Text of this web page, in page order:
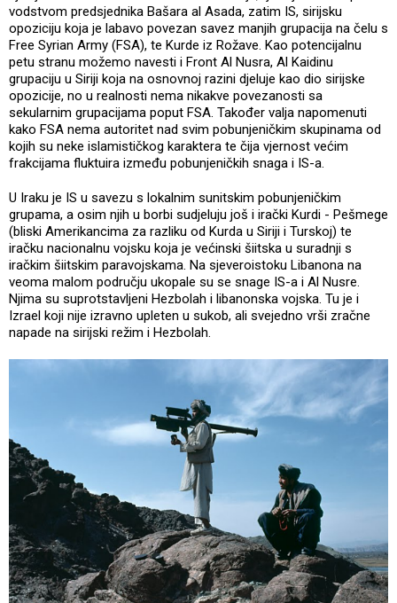
vodstvom predsjednika Bašara al Asada, zatim IS, sirijsku
opoziciju koja je labavo povezan savez manjih grupacija na čelu s
Free Syrian Army (FSA), te Kurde iz Rožave. Kao potencijalnu
petu stranu možemo navesti i Front Al Nusra, Al Kaidinu
grupaciju u Siriji koja na osnovnoj razini djeluje kao dio sirijske
opozicije, no u realnosti nema nikakve povezanosti sa
sekularnim grupacijama poput FSA. Također valja napomenuti
kako FSA nema autoritet nad svim pobunjeničkim skupinama od
kojih su neke islamističkog karaktera te čija vjernost većim
frakcijama fluktuira između pobunjeničkih snaga i IS-a.
U Iraku je IS u savezu s lokalnim sunitskim pobunjeničkim
grupama, a osim njih u borbi sudjeluju još i irački Kurdi - Pešmege
(bliski Amerikancima za razliku od Kurda u Siriji i Turskoj) te
iračku nacionalnu vojsku koja je većinski šiitska u suradnji s
iračkim šiitskim paravojskama. Na sjeveroistoku Libanona na
veoma malom području ukopale su se snage IS-a i Al Nusre.
Njima su suprotstavljeni Hezbolah i libanonska vojska. Tu je i
Izrael koji nije izravno upleten u sukob, ali svejedno vrši zračne
napade na sirijski režim i Hezbolah.